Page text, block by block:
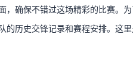
，确保不错过这场精彩的比赛。
的历史交锋记录和赛程安排。这